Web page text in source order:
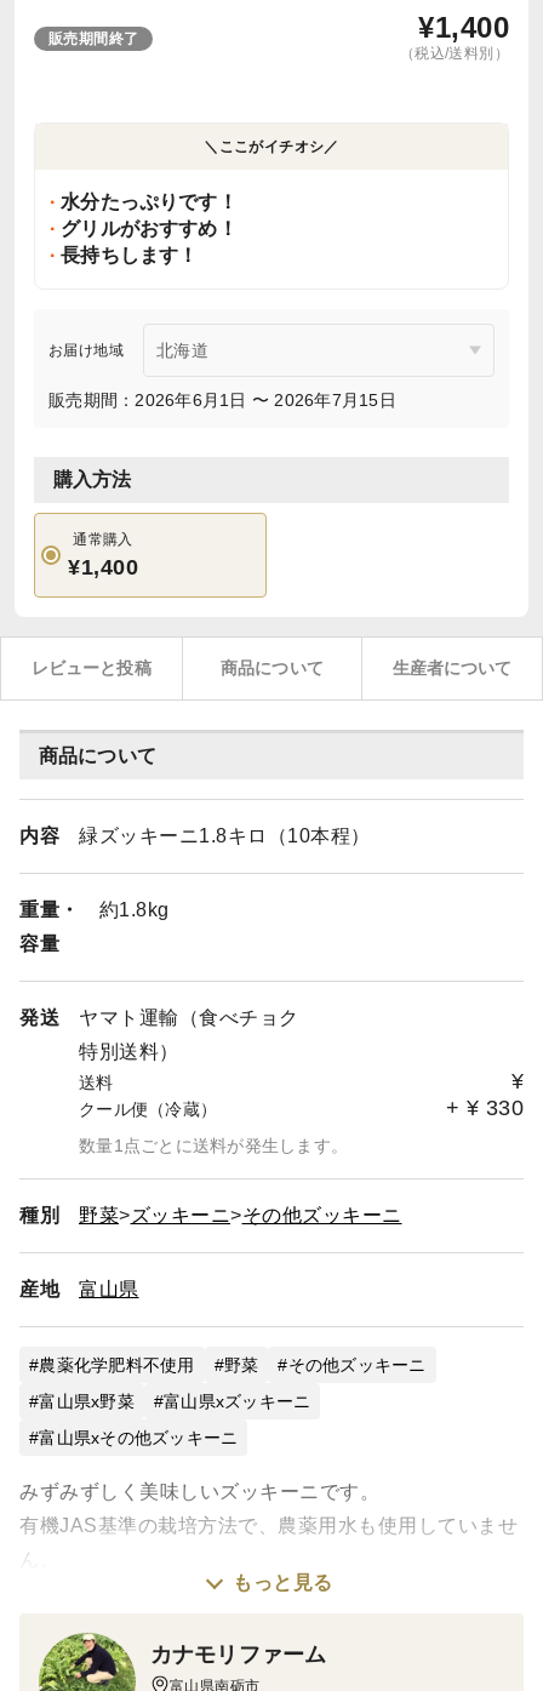
販売期間終了 ¥1,400
（税込/送料別）
＼ここがイチオシ／
水分たっぷりです！
グリルがおすすめ！
長持ちします！
お届け地域
販売期間：2026年6月1日 〜 2026年7月15日
購入方法
通常購入
¥1,400
レビューと投稿 商品について 生産者について
商品について
内容 緑ズッキーニ1.8キロ（10本程）
重量・
容量
約1.8kg
発送
ヤマト運輸（食べチョク
特別送料）
送料 ¥
クール便（冷蔵） + ¥ 330
数量1点ごとに送料が発生します。
種別 野菜 ズッキーニ その他ズッキーニ
産地 富山県
農薬化学肥料不使用 野菜
その他ズッキーニ
富山県x野菜
富山県xズッキーニ
富山県xその他ズッキーニ
みずみずしく美味しいズッキーニです。
有機JAS基準の栽培方法で、農薬用水も使用していませ
ん。
品種はトキタ種苗のゼルダネロです。
もっと見る
カナモリファーム
富山県南砺市